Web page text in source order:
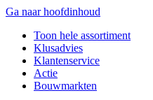
Ga naar hoofdinhoud
Toon hele assortiment
Klusadvies
Klantenservice
Actie
Bouwmarkten